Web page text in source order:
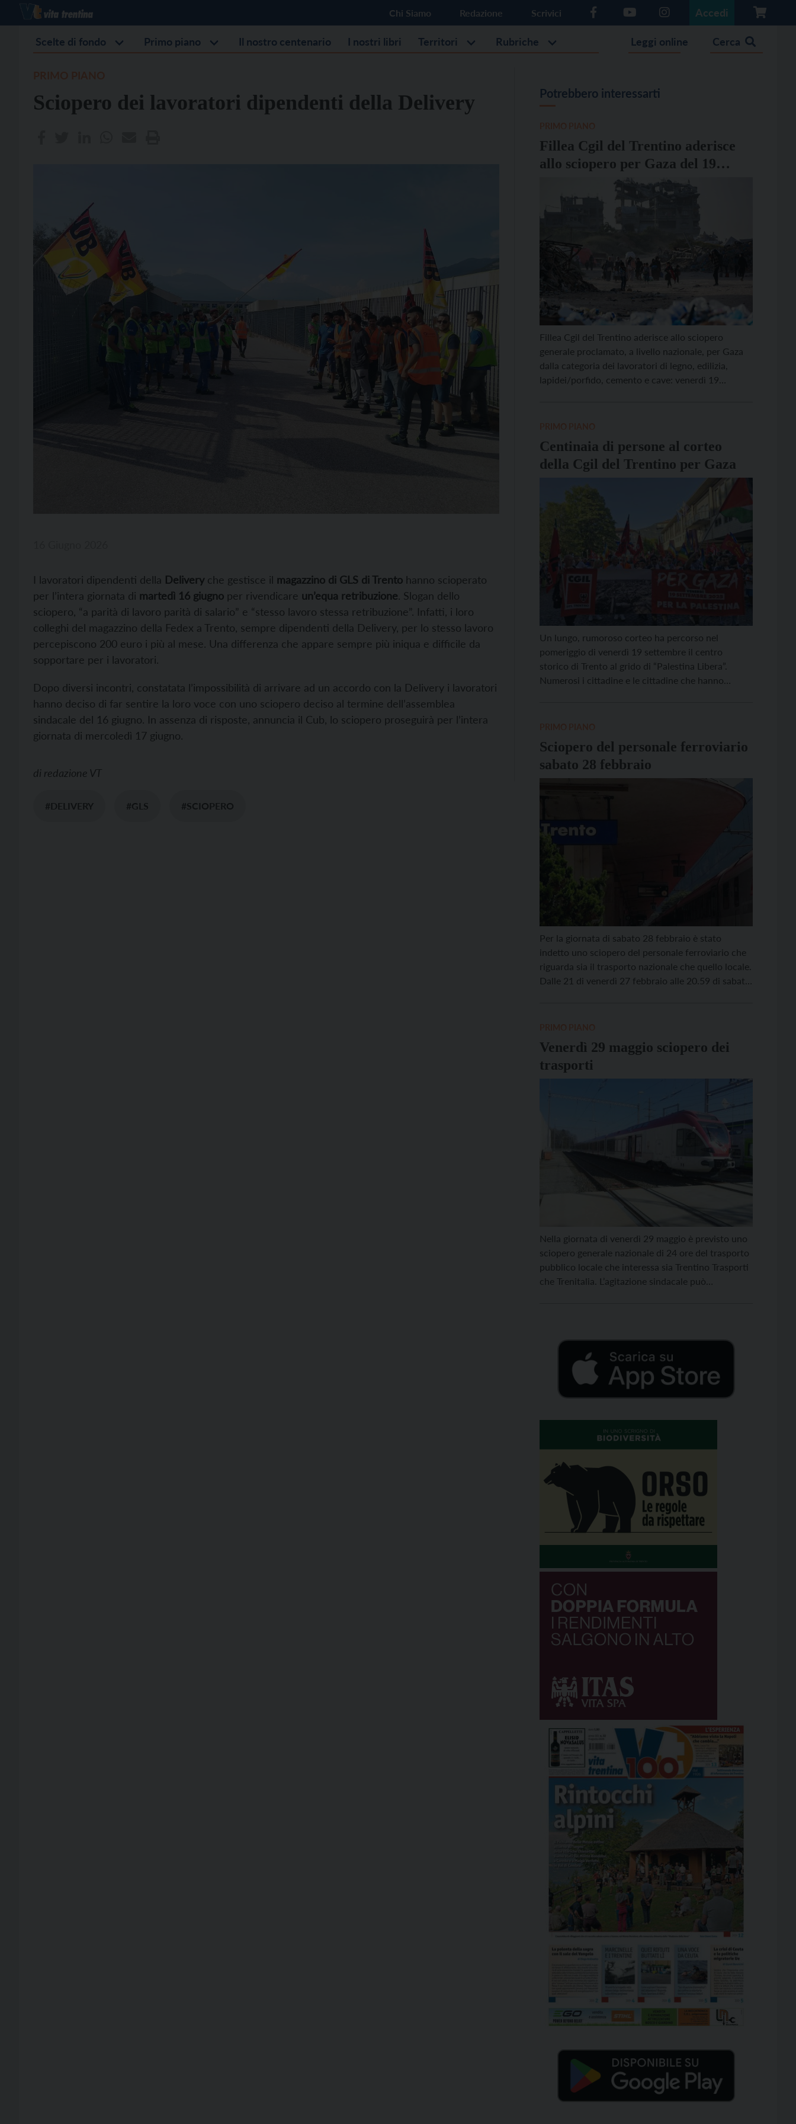
Chi Siamo Redazione Scrivici Accedi
Scelte di fondo Primo piano Il nostro centenario I nostri libri Territori Rubriche Leggi online Cerca
Sciopero dei lavoratori dipendenti della Delivery
I lavoratori dipendenti della Delivery che gestisce il magazzino di GLS di Trento hanno scioperato
per l’intera giornata di martedì 16 giugno per rivendicare un’equa retribuzione. Slogan dello
sciopero, “a parità di lavoro parità di salario” e “stesso lavoro stessa retribuzione”. Infatti, i loro
colleghi del magazzino della Fedex a Trento, sempre dipendenti della Delivery, per lo stesso lavoro
percepiscono 200 euro i più al mese. Una differenza che appare sempre più iniqua e difficile da
sopportare per i lavoratori.
Dopo diversi incontri, constatata l’impossibilità di arrivare ad un accordo con la Delivery i lavoratori
hanno deciso di far sentire la loro voce con uno sciopero deciso al termine dell’assemblea
sindacale del 16 giugno. In assenza di risposte, annuncia il Cub, lo sciopero proseguirà per l’intera
giornata di mercoledì 17 giugno.
di redazione VT
#DELIVERY #GLS #SCIOPERO
Potrebbero interessarti
Fillea Cgil del Trentino aderisce
allo sciopero per Gaza del 19
Fillea Cgil del Trentino aderisce allo sciopero
generale proclamato, a livello nazionale, per Gaza
dalla categoria dei lavoratori di legno, edilizia,
lapidei/porfido, cemento e cave: venerdì 19
Centinaia di persone al corteo
della Cgil del Trentino per Gaza
Un lungo, rumoroso corteo ha percorso nel
pomeriggio di venerdì 19 settembre il centro
storico di Trento al grido di “Palestina Libera”.
Numerosi i cittadine e le cittadine che hanno
Sciopero del personale ferroviario
sabato 28 febbraio
Per la giornata di sabato 28 febbraio è stato
indetto uno sciopero del personale ferroviario che
riguarda sia il trasporto nazionale che quello locale.
Dalle 21 di venerdì 27 febbraio alle 20.59 di sabato
Venerdì 29 maggio sciopero dei
trasporti
Nella giornata di venerdì 29 maggio è previsto uno
sciopero generale nazionale di 24 ore del trasporto
pubblico locale che interessa sia Trentino Trasporti
che Trenitalia. L’agitazione sindacale può
quanto riguarda Trentino Trasporti si evidenzia che: